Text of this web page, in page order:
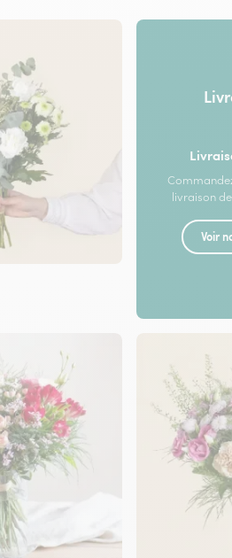
livraison
Voir